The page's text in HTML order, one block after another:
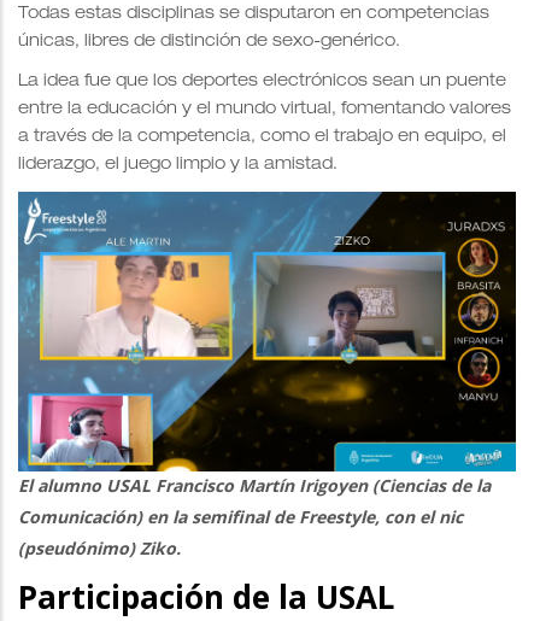
Todas estas disciplinas se disputaron en competencias
únicas, libres de distinción de sexo-genérico.
La idea fue que los deportes electrónicos sean un puente
entre la educación y el mundo virtual, fomentando valores
a través de la competencia, como el trabajo en equipo, el
liderazgo, el juego limpio y la amistad.
El alumno USAL Francisco Martín Irigoyen (Ciencias de la
Comunicación) en la semifinal de Freestyle, con el nic
(pseudónimo) Ziko.
Participación de la USAL